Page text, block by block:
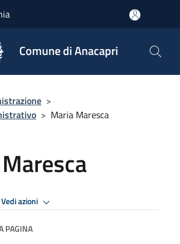
Comune di Anacapri
>
> Maria Maresca
Vedi azioni
PAGINA